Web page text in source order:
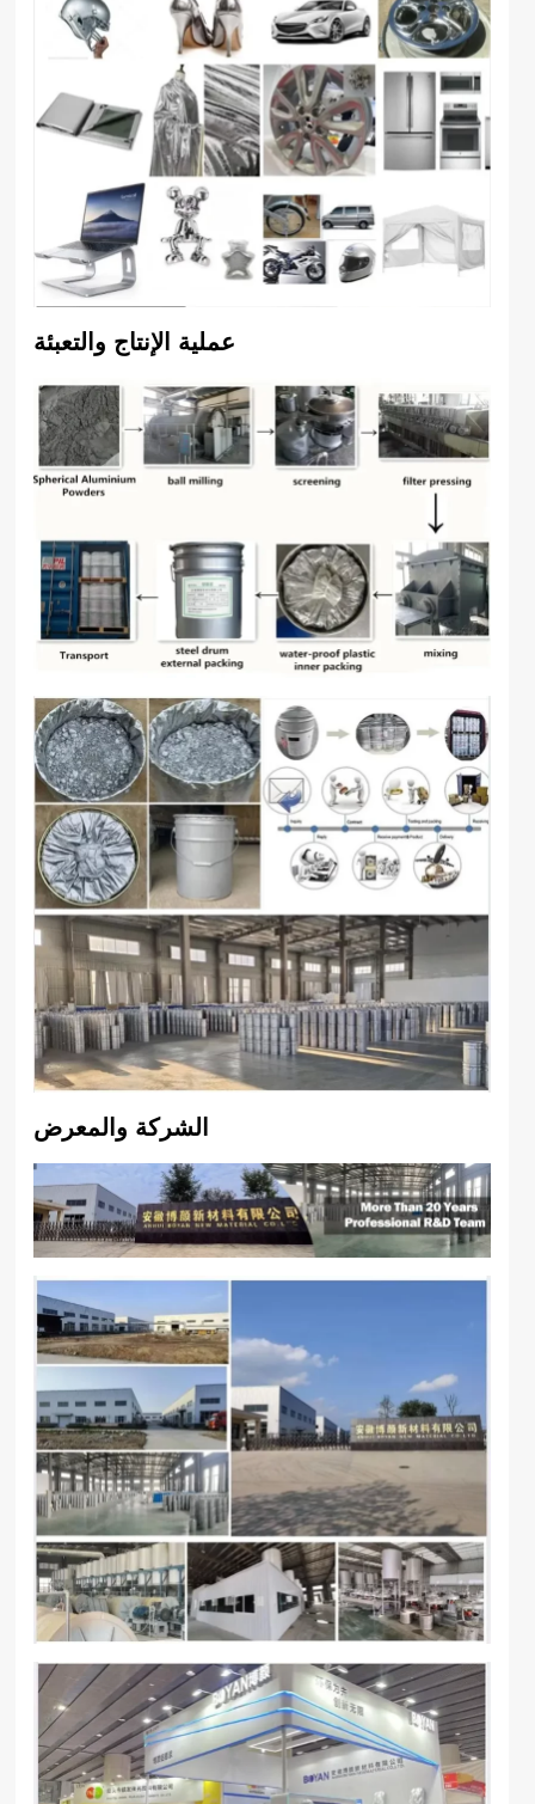
عملية الإنتاج والتعبئة
الشركة والمعرض